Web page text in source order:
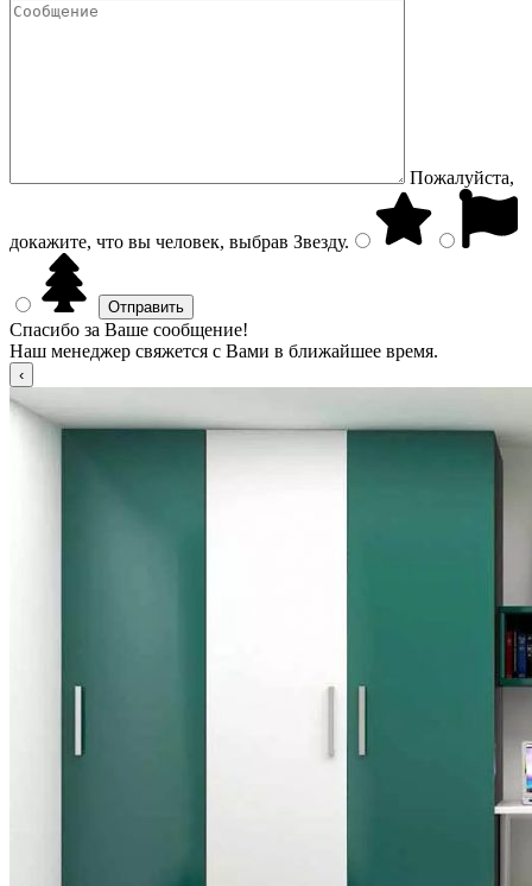
Пожалуйста,
докажите, что вы человек, выбрав Звезду.
Спасибо за Ваше сообщение!
Наш менеджер свяжется с Вами в ближайшее время.